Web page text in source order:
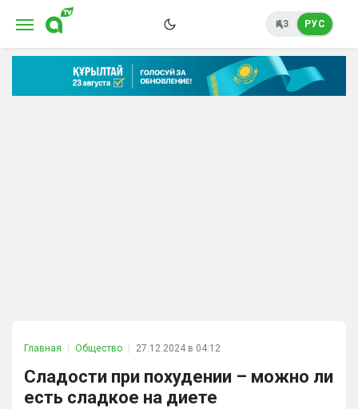
ҚАЗ РУС
Главная Общество 27.12.2024 в 04:12
Сладости при похудении – можно ли
есть сладкое на диете